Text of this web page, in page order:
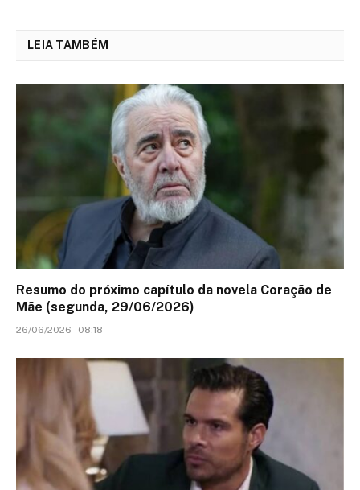
LEIA TAMBÉM
Resumo do próximo capítulo da novela Coração de
Mãe (segunda, 29/06/2026)
26/06/2026 - 08:18